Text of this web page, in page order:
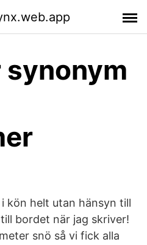
kön helt utan hänsyn till
bordet när jag skriver!
snö så vi fick alla